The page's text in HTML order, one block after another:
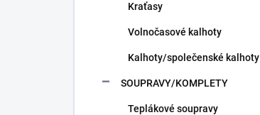
Kraťasy
Volnočasové kalhoty
Kalhoty/společenské kalhoty
SOUPRAVY/KOMPLETY
Teplákové soupravy